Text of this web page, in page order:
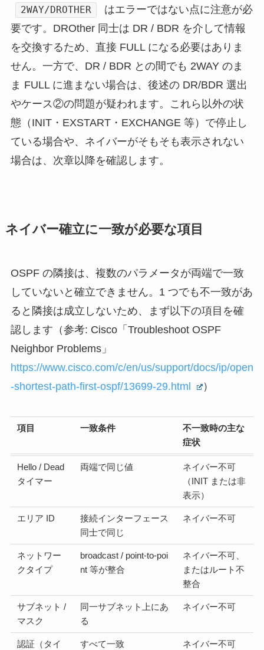
2WAY/DROTHER
はエラーではない点に注意が必
要です。DROther 同士は DR / BDR を介して情報
を交換するため、直接 FULL になる必要はありま
せん。一方で、DR / BDR との間でも 2WAY のま
ま FULL に進まない場合は、後述の DR/BDR 選出
やケース②の問題が疑われます。これら以外の状
態（INIT・EXSTART・EXCHANGE 等）で停止し
ている場合や、ネイバーがそもそも表示されない
場合は、次章以降を確認します。
ネイバー確立に一致が必要な項目
OSPF の隣接は、複数のパラメータが両端で一致
していないと確立できません。1 つでも不一致があ
ると隣接は成立しないため、まず以下の項目を確
認します（参考: Cisco「Troubleshoot OSPF
Neighbor Problems」
https://www.cisco.com/c/en/us/support/docs/ip/open
-shortest-path-first-ospf/13699-29.html
）
項目 一致条件
不一致時の主な
症状
Hello / Dead
タイマー
両端で同じ値
ネイバー不可
（INIT または非
表示）
エリア ID
接続インターフェース
同士で同じ
ネイバー不可
ネットワー
クタイプ
broadcast / point-to-poi
nt 等が整合
ネイバー不可、
またはルート不
整合
サブネット /
マスク
同一サブネット上にあ
る
ネイバー不可
認証（タイ
すべて一致 ネイバー不可